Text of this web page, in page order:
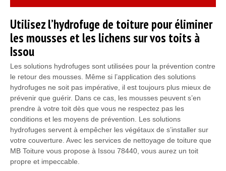
Utilisez l’hydrofuge de toiture pour éliminer
les mousses et les lichens sur vos toits à
Issou
Les solutions hydrofuges sont utilisées pour la prévention contre
le retour des mousses. Même si l’application des solutions
hydrofuges ne soit pas impérative, il est toujours plus mieux de
prévenir que guérir. Dans ce cas, les mousses peuvent s’en
prendre à votre toit dès que vous ne respectez pas les
conditions et les moyens de prévention. Les solutions
hydrofuges servent à empêcher les végétaux de s’installer sur
votre couverture. Avec les services de nettoyage de toiture que
MB Toiture vous propose à Issou 78440, vous aurez un toit
propre et impeccable.